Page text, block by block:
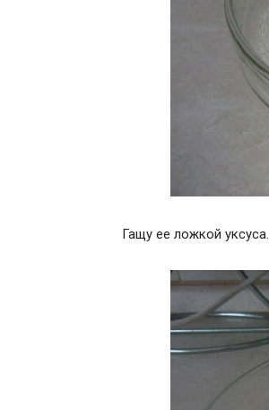
Гащу ее ложкой уксуса.